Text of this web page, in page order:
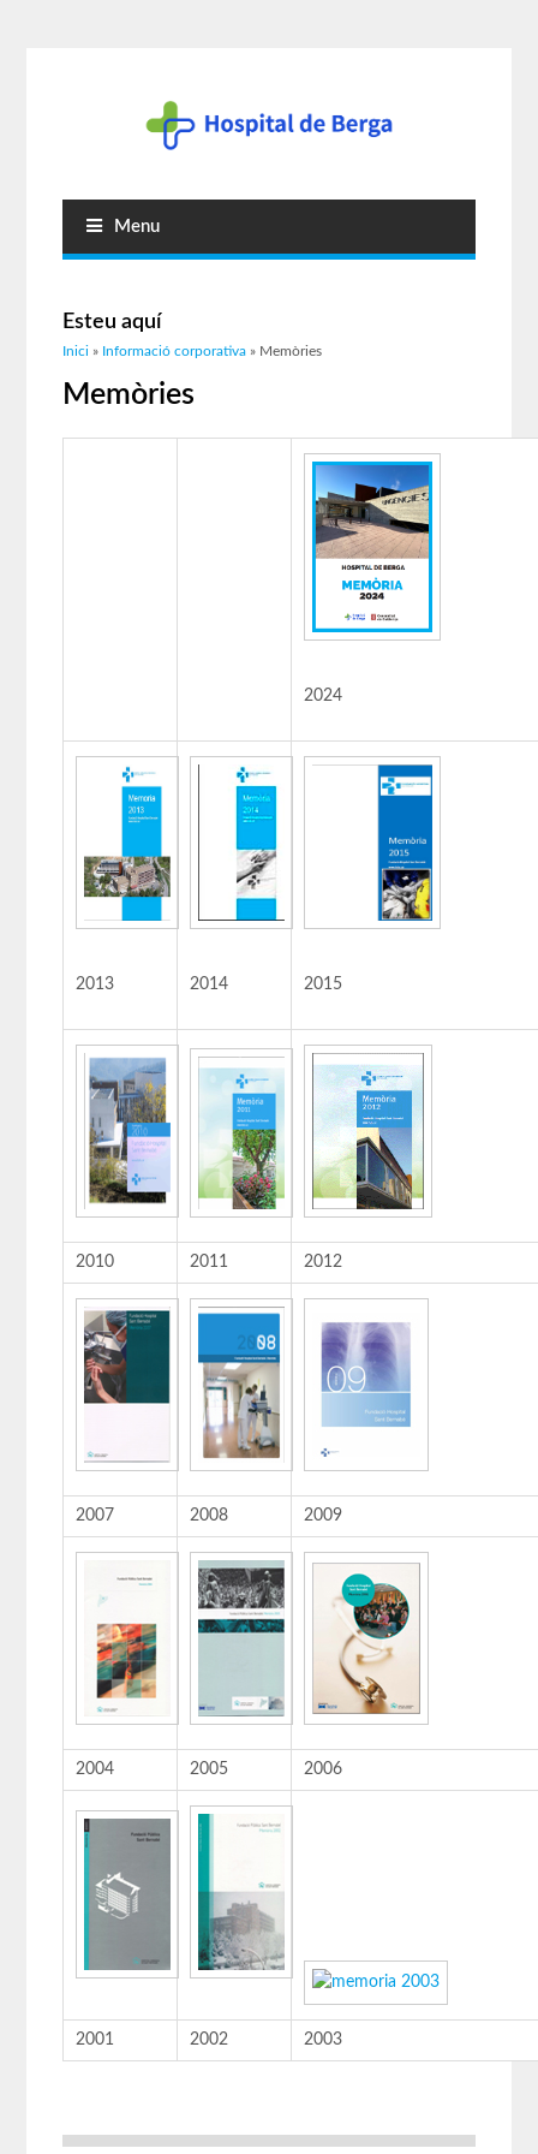
Menu
Esteu aquí
Inici » Informació corporativa » Memòries
Memòries
2024
2013 2014 2015
2010 2011 2012
2007 2008 2009
2004 2005 2006
2001 2002 2003